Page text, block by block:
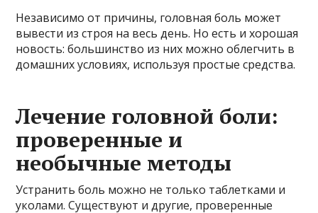
Независимо от причины, головная боль может
вывести из строя на весь день. Но есть и хорошая
новость: большинство из них можно облегчить в
домашних условиях, используя простые средства.
Лечение головной боли:
проверенные и
необычные методы
Устранить боль можно не только таблетками и
уколами. Существуют и другие, проверенные